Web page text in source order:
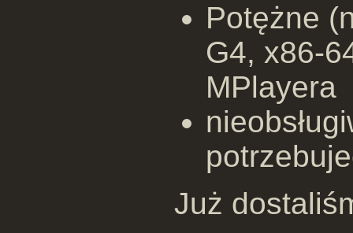
Potężne
G4, x86-
MPlayera
Już